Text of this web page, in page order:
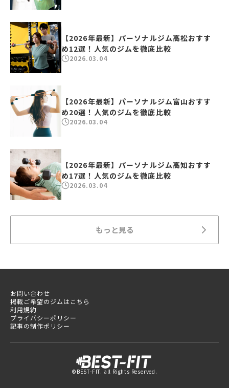
【2026年最新】パーソナルジム高松おすす
め12選！人気のジムを徹底比較
2026.03.04
【2026年最新】パーソナルジム富山おすす
め20選！人気のジムを徹底比較
2026.03.04
【2026年最新】パーソナルジム高知おすす
め17選！人気のジムを徹底比較
2026.03.04
もっと見る
お問い合わせ
掲載ご希望のジムはこちら
利用規約
プライバシーポリシー
記事の制作ポリシー
©BEST-FIT. all Rights Reserved.